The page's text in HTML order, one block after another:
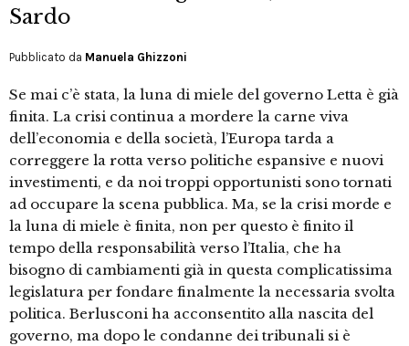
Sardo
Pubblicato da Manuela Ghizzoni
Se mai c’è stata, la luna di miele del governo Letta è già
finita. La crisi continua a mordere la carne viva
dell’economia e della società, l’Europa tarda a
correggere la rotta verso politiche espansive e nuovi
investimenti, e da noi troppi opportunisti sono tornati
ad occupare la scena pubblica. Ma, se la crisi morde e
la luna di miele è finita, non per questo è finito il
tempo della responsabilità verso l’Italia, che ha
bisogno di cambiamenti già in questa complicatissima
legislatura per fondare finalmente la necessaria svolta
politica. Berlusconi ha acconsentito alla nascita del
governo, ma dopo le condanne dei tribunali si è